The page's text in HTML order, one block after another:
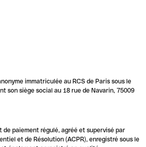
immatriculée au RCS de Paris sous le
son siège social au 18 rue de Navarin, 75009
paiement régulé, agréé et supervisé par
et de Résolution (ACPR), enregistré sous le